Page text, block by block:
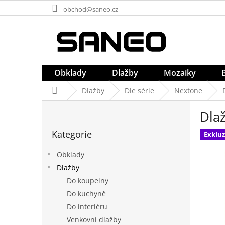
na
obchod@saneo.cz
Obklady Dlažby Mozaiky
Domů Dlažby Dle série Nextone
kategorie
Kategorie
Obklady
Dlažby
Do koupelny
Do kuchyně
Do interiéru
Venkovní dlažby